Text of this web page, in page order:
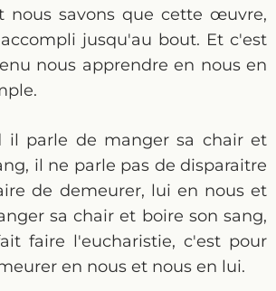
nous savons que cette œuvre,
jusqu'au bout. Et c'est
nous apprendre en nous en
il parle de manger sa chair et
il ne parle pas de disparaitre
de demeurer, lui en nous et
sa chair et boire son sang,
faire l'eucharistie, c'est pour
en nous et nous en lui.